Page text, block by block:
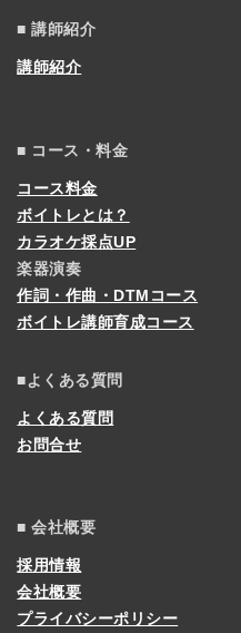
■ 講師紹介
講師紹介
■ コース・料金
コース料金
ボイトレとは？
カラオケ採点UP
楽器演奏
作詞・作曲・DTMコース
ボイトレ講師育成コース
■よくある質問
よくある質問
お問合せ
■ 会社概要
採用情報
会社概要
プライバシーポリシー